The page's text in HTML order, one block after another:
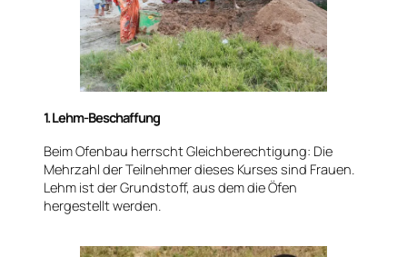
1. Lehm-Beschaffung
Beim Ofenbau herrscht Gleichberechtigung: Die
Mehrzahl der Teilnehmer dieses Kurses sind Frauen.
Lehm ist der Grundstoff, aus dem die Öfen
hergestellt werden.